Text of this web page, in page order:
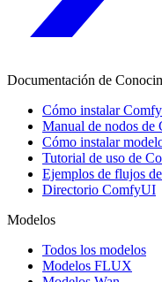
Documentación de
Cómo instalar
Manual de nodos
Cómo instalar
Tutorial de uso de
Ejemplos de flujos
Directorio ComfyUI
Modelos
Todos los modelos
Modelos FLUX